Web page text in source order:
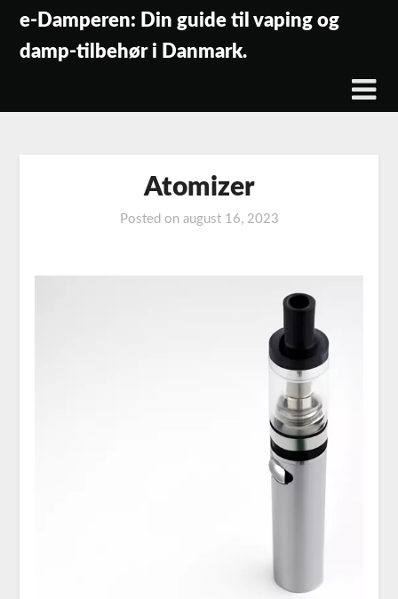
content
e-Damperen: Din guide til vaping og
damp-tilbehør i Danmark.
Atomizer
Posted on august 16, 2023